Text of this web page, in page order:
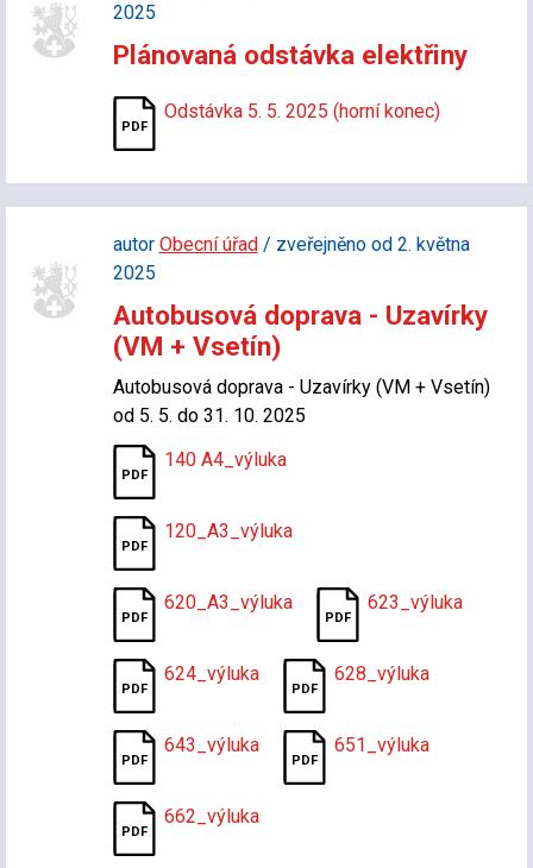
2025
Plánovaná odstávka elektřiny
Odstávka 5. 5. 2025 (horní konec)
autor Obecní úřad/ zveřejněno od 2. května
2025
Autobusová doprava - Uzavírky
(VM + Vsetín)
Autobusová doprava - Uzavírky (VM + Vsetín)
od 5. 5. do 31. 10. 2025
140 A4_výluka
120_A3_výluka
620_A3_výluka 623_výluka
624_výluka 628_výluka
643_výluka 651_výluka
662_výluka